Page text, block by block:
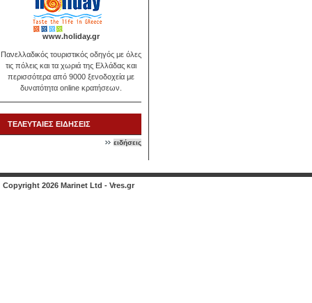
www.holiday.gr
Πανελλαδικός τουριστικός οδηγός με όλες
τις πόλεις και τα χωριά της Ελλάδας και
περισσότερα από 9000 ξενοδοχεία με
δυνατότητα online κρατήσεων.
ΤΕΛΕΥΤΑΙΕΣ ΕΙΔΗΣΕΙΣ
ειδήσεις
Copyright 2026 Marinet Ltd - Vres.gr